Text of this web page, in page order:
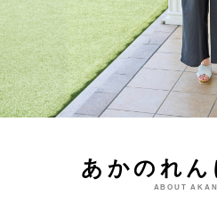
あかのれん
ABOUT